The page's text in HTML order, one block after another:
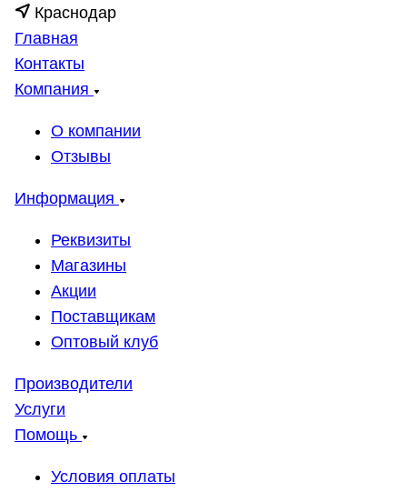
Краснодар
Главная
Контакты
Компания
О компании
Отзывы
Информация
Реквизиты
Магазины
Акции
Поставщикам
Оптовый клуб
Производители
Услуги
Помощь
Условия оплаты